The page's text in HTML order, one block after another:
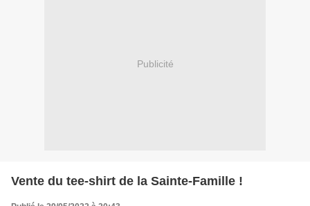
Publicité
Vente du tee-shirt de la Sainte-Famille !